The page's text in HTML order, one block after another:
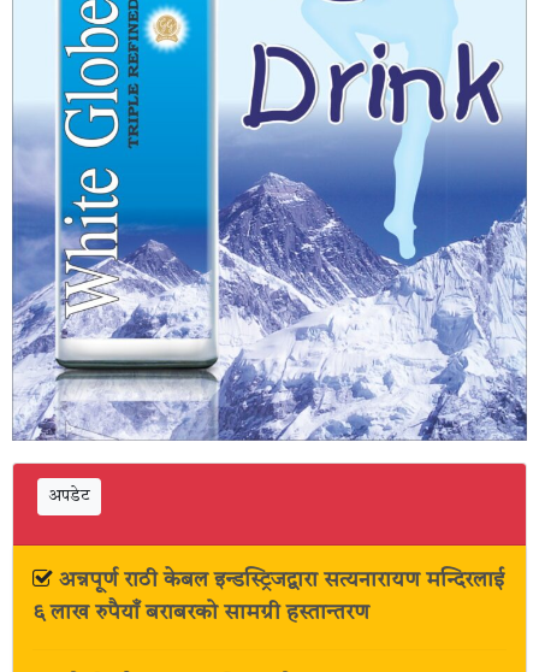
अपडेट
अन्नपूर्ण राठी केबल इन्डस्ट्रिजद्वारा सत्यनारायण मन्दिरलाई
६ लाख रुपैयाँ बराबरको सामग्री हस्तान्तरण